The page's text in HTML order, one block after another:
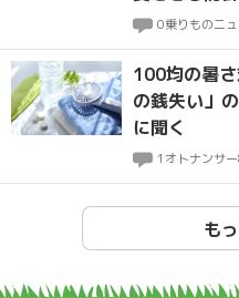
0乗りものニ
100均の暑
の銭失い」
に聞く
1 オトナンサー
も